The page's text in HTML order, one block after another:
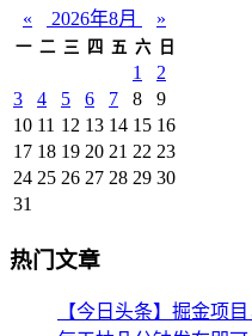
« 2026年8月 »
一 二 三 四 五 六 日
1
2
3
4 5 6 7 8
9
10 11 12 13 14 15 16
17 18 19 20 21 22 23
24 25 26 27 28 29 30
31
热门文章
【今日头条】掘金项